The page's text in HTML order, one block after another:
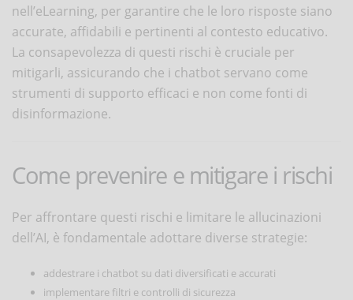
nell’eLearning, per garantire che le loro risposte siano
accurate, affidabili e pertinenti al contesto educativo.
La consapevolezza di questi rischi è cruciale per
mitigarli, assicurando che i chatbot servano come
strumenti di supporto efficaci e non come fonti di
disinformazione.
Come prevenire e mitigare i rischi
Per affrontare questi rischi e limitare le allucinazioni
dell’AI, è fondamentale adottare diverse strategie:
addestrare i chatbot su dati diversificati e accurati
implementare filtri e controlli di sicurezza